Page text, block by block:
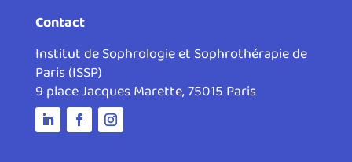
Contact
Institut de Sophrologie et Sophrothérapie de
Paris (ISSP)
9 place Jacques Marette, 75015 Paris